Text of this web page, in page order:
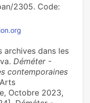
2305. Code:
archives dans les
Déméter -
contemporaines
Octobre 2023,